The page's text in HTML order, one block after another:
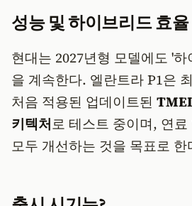
성능 및 하이브리드 효율
현대는 2027년형 모델에도 '
을 계속한다. 엘란트라 P1은
처음 적용된 업데이트된
키텍처로 테스트 중이며, 연
모두 개선하는 것을 목표로 한